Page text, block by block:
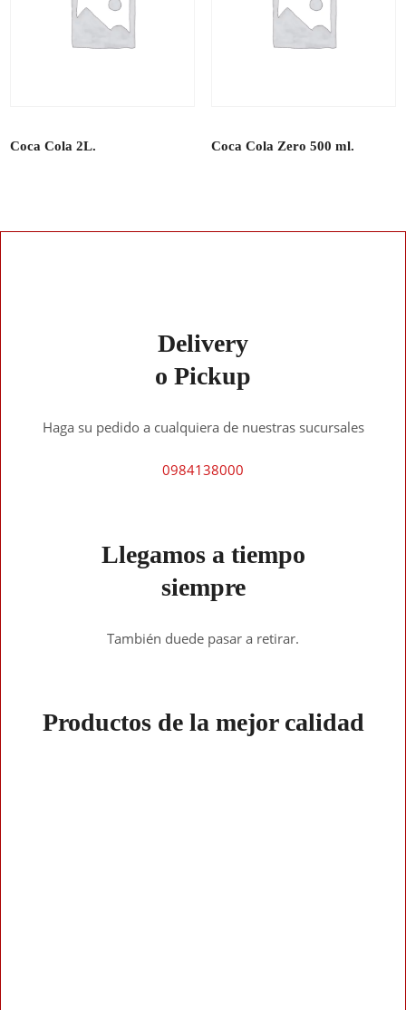
Coca Cola 2L. Coca Cola Zero 500 ml.
Delivery
o Pickup
Haga su pedido a cualquiera de nuestras sucursales
0984138000
Llegamos a tiempo
siempre
También duede pasar a retirar.
Productos de la mejor calidad